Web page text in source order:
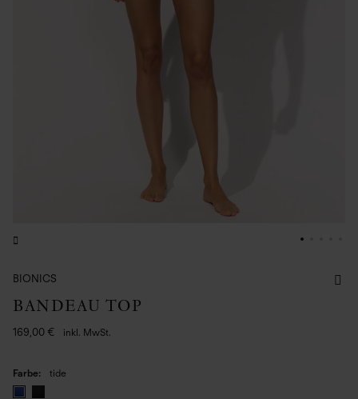
BIONICS
BANDEAU TOP
169,00 € inkl. MwSt.
Farbe tide